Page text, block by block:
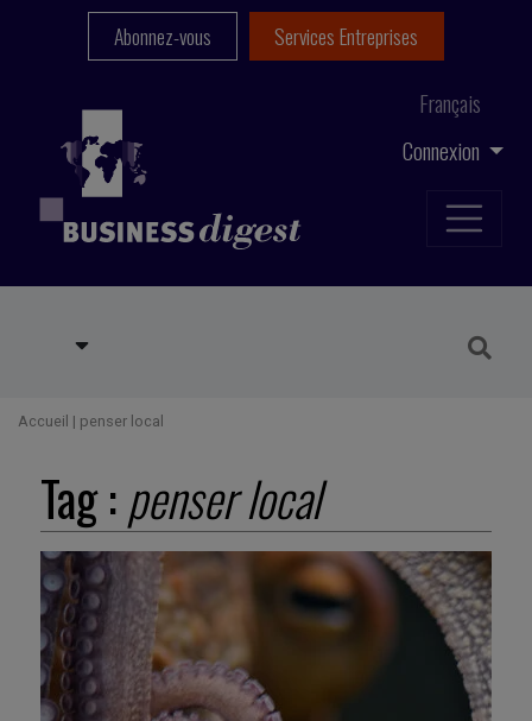
Connexion
Français
Abonnez-vous Services Entreprises
Accueil | penser local
Tag :penser local